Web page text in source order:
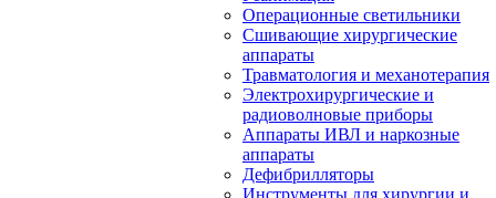
Операционные светильники
Сшивающие хирургические
аппараты
Травматология и механотерапия
Электрохирургические и
радиоволновые приборы
Аппараты ИВЛ и наркозные
аппараты
Дефибрилляторы
Инструменты для хирургии и